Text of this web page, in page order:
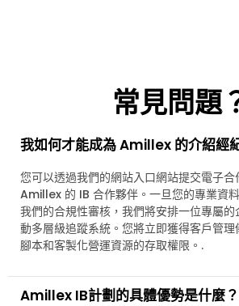
常見問題
我如何才能成為 Amillex 的介紹經
您可以透過我們的網站入口網站提交電子
Amillex 的 IB 合作夥伴。一旦您的專業資
我們的合規性審核，我們將安排一位專屬
動多層級追蹤系統。您將立即獲得客戶管
腳本和客製化營運資源的存取權限。.
Amillex IB計劃的具體優勢是什麼？